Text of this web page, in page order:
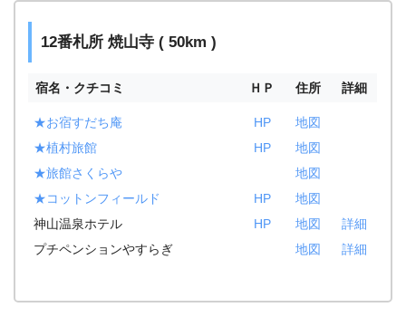
12番札所 焼山寺 ( 50km )
宿名・クチコミ ＨＰ 住所 詳細
★お宿すだち庵 HP
地図
★植村旅館
HP
地図
★旅館さくらや
地図
★コットンフィールド
HP
地図
神山温泉ホテル
HP 地図
詳細
プチペンションやすらぎ
地図 詳細